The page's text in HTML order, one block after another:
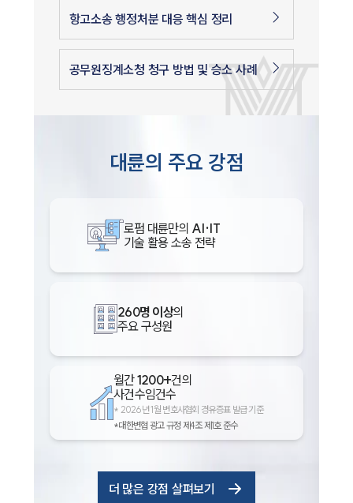
항고소송 행정처분 대응 핵심 정리
공무원징계소청 청구 방법 및 승소 사례
대륜의 주요 강점
로펌 대륜만의 AI·IT
기술 활용 소송 전략
260명 이상의
주요 구성원
월간1200+건의
사건수임건수
* 2026년 1월 변호사협회 경유증표 발급 기준
*대한변협 광고 규정 제4조 제1호 준수
더 많은 강점 살펴보기